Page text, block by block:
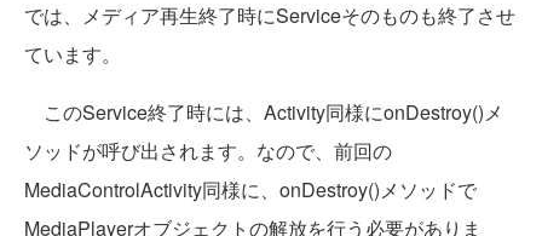
では、メディア再生終了時にServiceそのものも終了させ
ています。
このService終了時には、Activity同様にonDestroy()メ
ソッドが呼び出されます。なので、前回の
MediaControlActivity同様に、onDestroy()メソッドで
MediaPlayerオブジェクトの解放を行う必要がありま